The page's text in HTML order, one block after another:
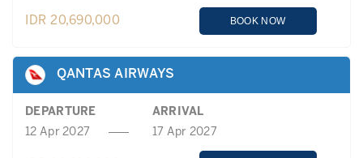
IDR 20,690,000 BOOK NOW
QANTAS AIRWAYS
DEPARTURE
ARRIVAL
12 Apr 2027
17 Apr 2027